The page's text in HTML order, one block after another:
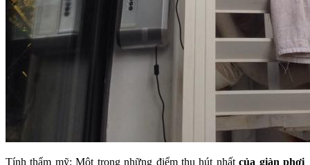
Tính thẩm mỹ: Một trong những điểm thu hút nhấtcủa giàn phơi